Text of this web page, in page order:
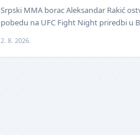
Srpski MMA borac Aleksandar Rakić
pobedu na UFC Fight Night priredbi u
2. 8. 2026.